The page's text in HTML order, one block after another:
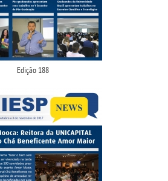
Edição 188